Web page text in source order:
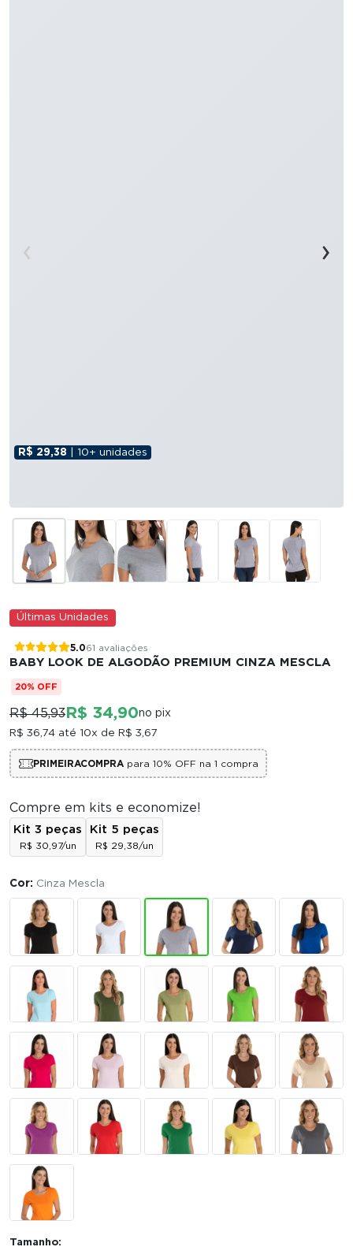
R$ 29,38 | 10+ unidades
‹ ›
Últimas Unidades
5.061 avaliações
BABY LOOK DE ALGODÃO PREMIUM CINZA MESCLA
20% OFF
R$ 45,93 R$ 34,90no pix
R$ 36,74 até 10x de R$ 3,67
PRIMEIRACOMPRApara 10% OFF na 1 compra
Compre em kits e economize!
Kit 3 peças
R$ 30,97/un
Kit 5 peças
R$ 29,38/un
Cor: Cinza Mescla
Tamanho: